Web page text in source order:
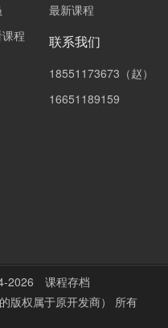
程
最新课程
联系我们
18551173673（赵）
16651189159
2026
课程存档
版权属于原开发商） 所有